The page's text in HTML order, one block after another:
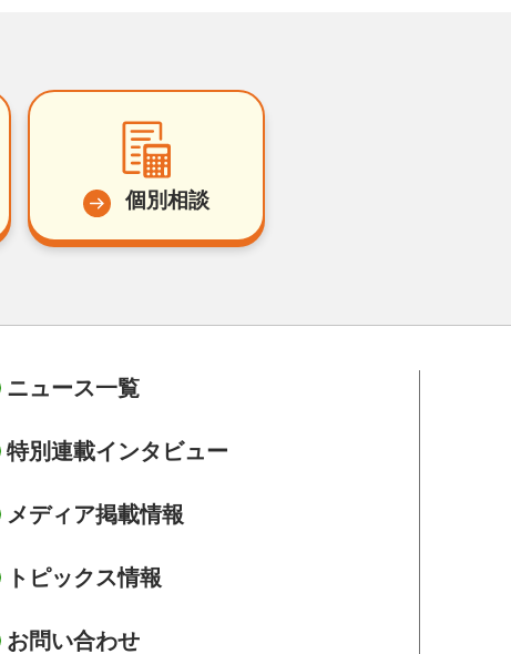
個別相談
ニュース一覧
特別連載インタビュー
メディア掲載情報
トピックス情報
お問い合わせ